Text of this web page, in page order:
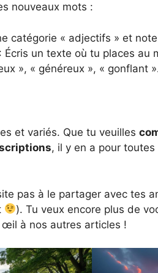
nouveaux mots :
catégorie « adjectifs » et
: Écris un texte où tu places au
», « généreux », « gonflant
et variés. Que tu veuilles
, il y en a pour
pas à le partager avec tes
). Tu veux encore plus de
à nos autres articles !